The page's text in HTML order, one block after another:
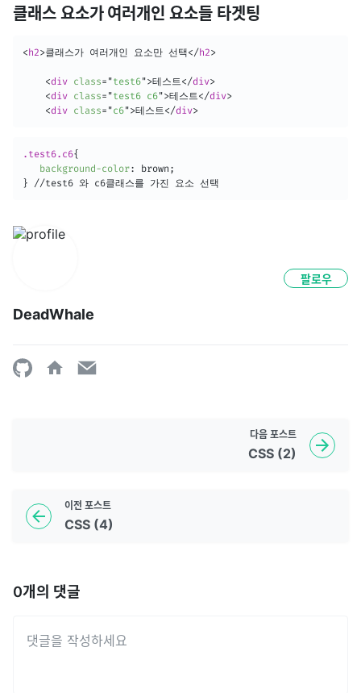
클래스 요소가 여러개인 요소들 타겟팅
< h2>클래스가 여러개인 요소만 선택</h2>
<div class= "test6">테스트</div>
<div class= "test6 c6">테스트</div>
<div class= "c6">테스트</div>
.test6.c6{
background-color: brown ;
} //test6 와 c6클래스를 가진 요소 선택
DeadWhale
팔로우
이전 포스트
CSS (4)
다음 포스트
CSS (2)
0개의 댓글